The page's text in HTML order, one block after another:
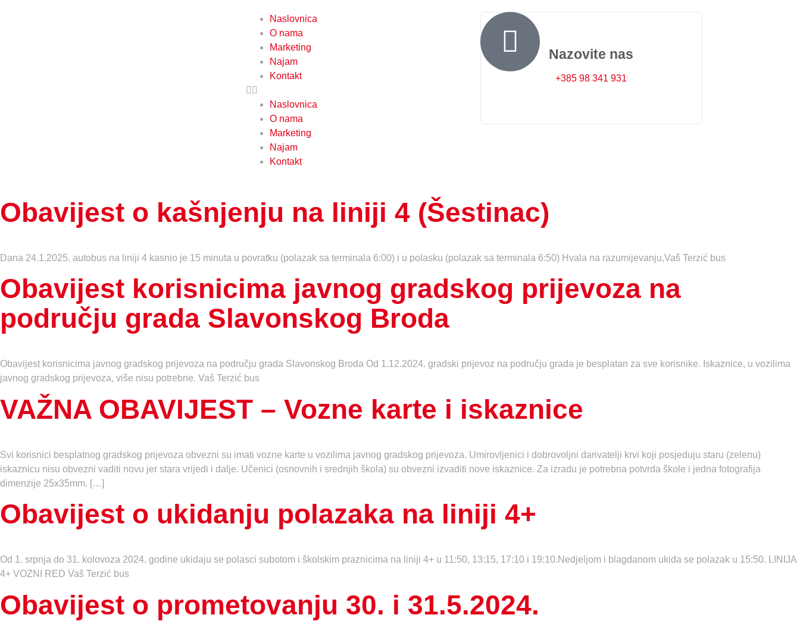
Naslovnica
O nama
Marketing
Najam
Kontakt
Naslovnica
O nama
Marketing
Najam
Kontakt
Nazovite nas
+385 98 341 931
Obavijest o kašnjenju na liniji 4 (Šestinac)
Dana 24.1.2025. autobus na liniji 4 kasnio je 15 minuta u povratku (polazak sa terminala 6:00) i u polasku (polazak sa terminala 6:50) Hvala na razumijevanju,Vaš Terzić bus
Obavijest korisnicima javnog gradskog prijevoza na
području grada Slavonskog Broda
Obavijest korisnicima javnog gradskog prijevoza na području grada Slavonskog Broda Od 1.12.2024. gradski prijevoz na području grada je besplatan za sve korisnike. Iskaznice, u vozilima
javnog gradskog prijevoza, više nisu potrebne. Vaš Terzić bus
VAŽNA OBAVIJEST – Vozne karte i iskaznice
Svi korisnici besplatnog gradskog prijevoza obvezni su imati vozne karte u vozilima javnog gradskog prijevoza. Umirovljenici i dobrovoljni darivatelji krvi koji posjeduju staru (zelenu)
iskaznicu nisu obvezni vaditi novu jer stara vrijedi i dalje. Učenici (osnovnih i srednjih škola) su obvezni izvaditi nove iskaznice. Za izradu je potrebna potvrda škole i jedna fotografija
dimenzije 25x35mm. […]
Obavijest o ukidanju polazaka na liniji 4+
Od 1. srpnja do 31. kolovoza 2024. godine ukidaju se polasci subotom i školskim praznicima na liniji 4+ u 11:50, 13:15, 17:10 i 19:10.Nedjeljom i blagdanom ukida se polazak u 15:50. LINIJA
4+ VOZNI RED Vaš Terzić bus
Obavijest o prometovanju 30. i 31.5.2024.